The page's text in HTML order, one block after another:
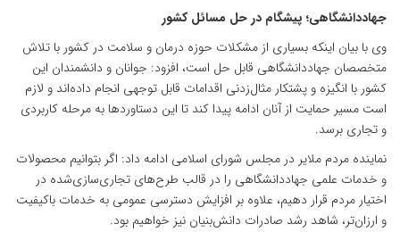
جهاددانشگاهی؛ پیشگام در حل مسائل کشور
وی با بیان اینکه بسیاری از مشکلات حوزه درمان و سلامت در کشور با تلاش
متخصصان جهاددانشگاهی قابل حل است، افزود: جوانان و دانشمندان این
کشور با انگیزه و پشتکار مثال‌زدنی اقدامات قابل توجهی انجام داده‌اند و لازم
است مسیر حمایت از آنان ادامه پیدا کند تا این دستاوردها به مرحله کاربردی
و تجاری برسد.
نماینده مردم ملایر در مجلس شورای اسلامی ادامه داد: اگر بتوانیم محصولات
و خدمات علمی جهاددانشگاهی را در قالب طرح‌های تجاری‌سازی‌شده در
اختیار مردم قرار دهیم، علاوه بر افزایش دسترسی عمومی به خدمات باکیفیت
و ارزان‌تر، شاهد رشد صادرات دانش‌بنیان نیز خواهیم بود.